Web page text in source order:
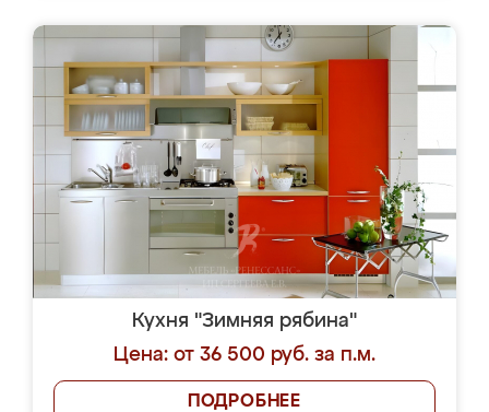
Кухня "Зимняя рябина"
Цена: от 36 500 руб. за п.м.
ПОДРОБНЕЕ